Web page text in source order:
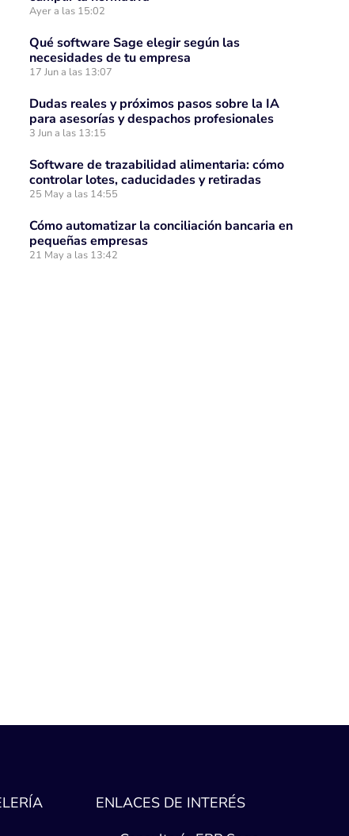
Ayer a las 15:02
Qué software Sage elegir según las
necesidades de tu empresa
17 Jun a las 13:07
Dudas reales y próximos pasos sobre la IA
para asesorías y despachos profesionales
3 Jun a las 13:15
Software de trazabilidad alimentaria: cómo
controlar lotes, caducidades y retiradas
25 May a las 14:55
Cómo automatizar la conciliación bancaria en
pequeñas empresas
21 May a las 13:42
ENLACES DE INTERÉS